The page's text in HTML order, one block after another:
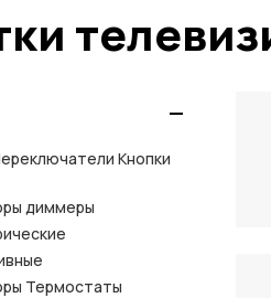
Кнопки
диммеры
Термостаты